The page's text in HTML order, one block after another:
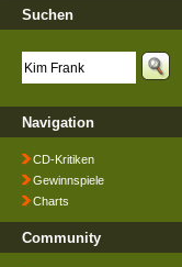
Suchen
Navigation
CD-Kritiken
Gewinnspiele
Charts
Community